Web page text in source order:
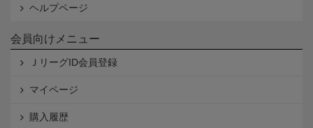
ヘルプページ
会員向けメニュー
ＪリーグID会員登録
マイページ
購入履歴